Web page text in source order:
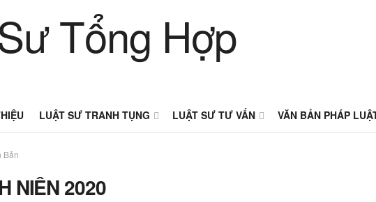
LUẬT SƯ TRANH TỤNG LUẬT SƯ TƯ VẤN VĂN BẢN PHÁP
Bản
NIÊN 2020